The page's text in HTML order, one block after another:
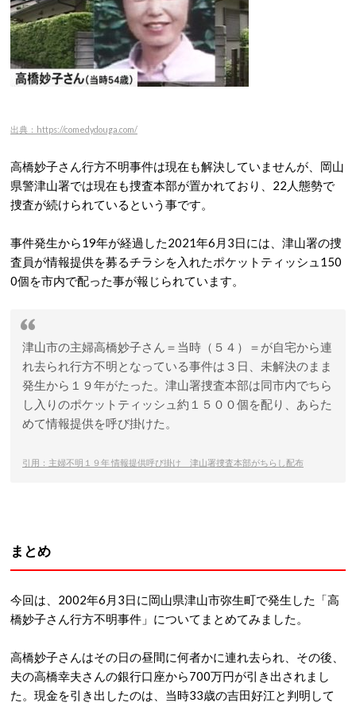
出典：https://comedydouga.com/
高橋妙子さん行方不明事件は現在も解決していませんが、岡山
県警津山署では現在も捜査本部が置かれており、22人態勢で
捜査が続けられているという事です。
事件発生から19年が経過した2021年6月3日には、津山署の捜
査員が情報提供を募るチラシを入れたポケットティッシュ150
0個を市内で配った事が報じられています。
津山市の主婦高橋妙子さん＝当時（５４）＝が自宅から連
れ去られ行方不明となっている事件は３日、未解決のまま
発生から１９年がたった。津山署捜査本部は同市内でちら
し入りのポケットティッシュ約１５００個を配り、あらた
めて情報提供を呼び掛けた。
引用：主婦不明１９年 情報提供呼び掛け 津山署捜査本部がちらし配布
まとめ
今回は、2002年6月3日に岡山県津山市弥生町で発生した「高
橋妙子さん行方不明事件」についてまとめてみました。
高橋妙子さんはその日の昼間に何者かに連れ去られ、その後、
夫の高橋幸夫さんの銀行口座から700万円が引き出されまし
た。現金を引き出したのは、当時33歳の吉田好江と判明して